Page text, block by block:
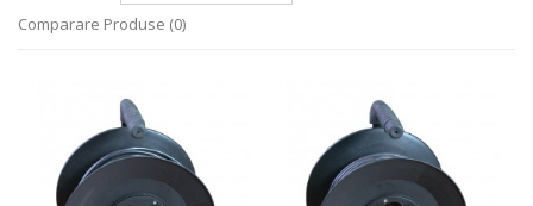
Comparare Produse (0)